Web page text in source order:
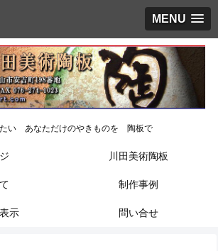
MENU
たい あなただけのやきものを 陶板で
川田美術陶板
制作事例
示 問い合せ